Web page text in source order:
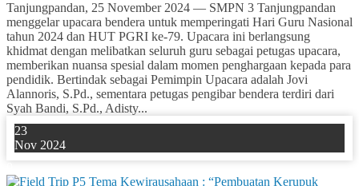
Tanjungpandan, 25 November 2024 — SMPN 3 Tanjungpandan
menggelar upacara bendera untuk memperingati Hari Guru Nasional
tahun 2024 dan HUT PGRI ke-79. Upacara ini berlangsung
khidmat dengan melibatkan seluruh guru sebagai petugas upacara,
memberikan nuansa spesial dalam momen penghargaan kepada para
pendidik. Bertindak sebagai Pemimpin Upacara adalah Jovi
Alannoris, S.Pd., sementara petugas pengibar bendera terdiri dari
Syah Bandi, S.Pd., Adisty...
23
Nov 2024